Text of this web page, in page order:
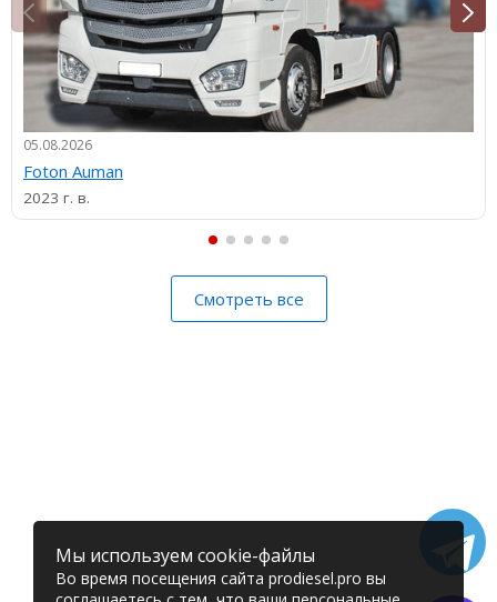
05.08.2026
Foton Auman
2023 г. в.
Смотреть все
Мы используем cookie-файлы
Во время посещения сайта prodiesel.pro вы